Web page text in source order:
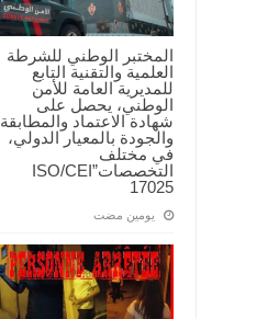
المختبر الوطني للشرطة
العلمية والتقنية التابع
للمديرية العامة للأمن
الوطني، يحصل على
شهادة الاعتماد والمطابقة
والجودة بالمعيار الدولي،
في مختلف
التخصصات”ISO/CEI
17025
‏يومين مضت